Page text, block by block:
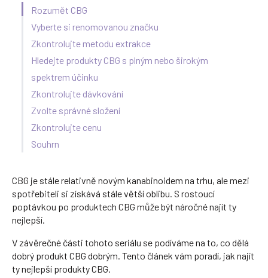
Rozumět CBG
Vyberte si renomovanou značku
Zkontrolujte metodu extrakce
Hledejte produkty CBG s plným nebo širokým
spektrem účinku
Zkontrolujte dávkování
Zvolte správné složení
Zkontrolujte cenu
Souhrn
CBG je stále relativně novým kanabinoidem na trhu, ale mezi
spotřebiteli si získává stále větší oblibu. S rostoucí
poptávkou po produktech CBG může být náročné najít ty
nejlepší.
V závěrečné části tohoto seriálu se podíváme na to, co dělá
dobrý produkt CBG dobrým. Tento článek vám poradí, jak najít
ty nejlepší produkty CBG.